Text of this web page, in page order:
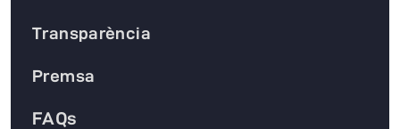
Transparència
Premsa
FAQs